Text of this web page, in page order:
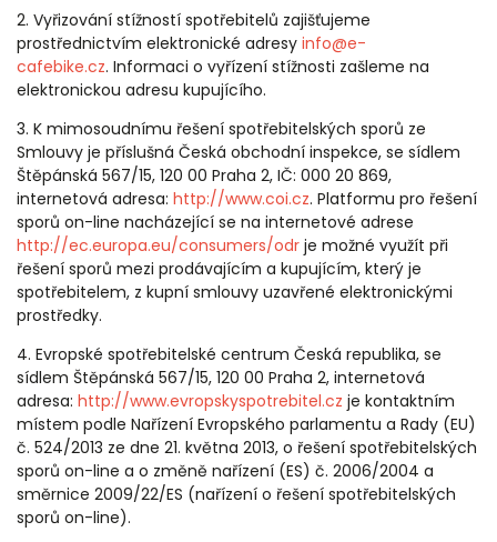
2. Vyřizování stížností spotřebitelů zajišťujeme
prostřednictvím elektronické adresy info@e-
cafebike.cz. Informaci o vyřízení stížnosti zašleme na
elektronickou adresu kupujícího.
3. K mimosoudnímu řešení spotřebitelských sporů ze
Smlouvy je příslušná Česká obchodní inspekce, se sídlem
Štěpánská 567/15, 120 00 Praha 2, IČ: 000 20 869,
internetová adresa: http://www.coi.cz. Platformu pro řešení
sporů on-line nacházející se na internetové adrese
http://ec.europa.eu/consumers/odr je možné využít při
řešení sporů mezi prodávajícím a kupujícím, který je
spotřebitelem, z kupní smlouvy uzavřené elektronickými
prostředky.
4. Evropské spotřebitelské centrum Česká republika, se
sídlem Štěpánská 567/15, 120 00 Praha 2, internetová
adresa: http://www.evropskyspotrebitel.cz je kontaktním
místem podle Nařízení Evropského parlamentu a Rady (EU)
č. 524/2013 ze dne 21. května 2013, o řešení spotřebitelských
sporů on-line a o změně nařízení (ES) č. 2006/2004 a
směrnice 2009/22/ES (nařízení o řešení spotřebitelských
sporů on-line).